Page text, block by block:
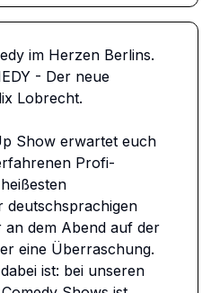
im Herzen Berlins.
- Der neue
Lobrecht.
Show erwartet euch
Profi-
deutschsprachigen
an dem Abend auf der
eine Überraschung.
ist: bei unseren